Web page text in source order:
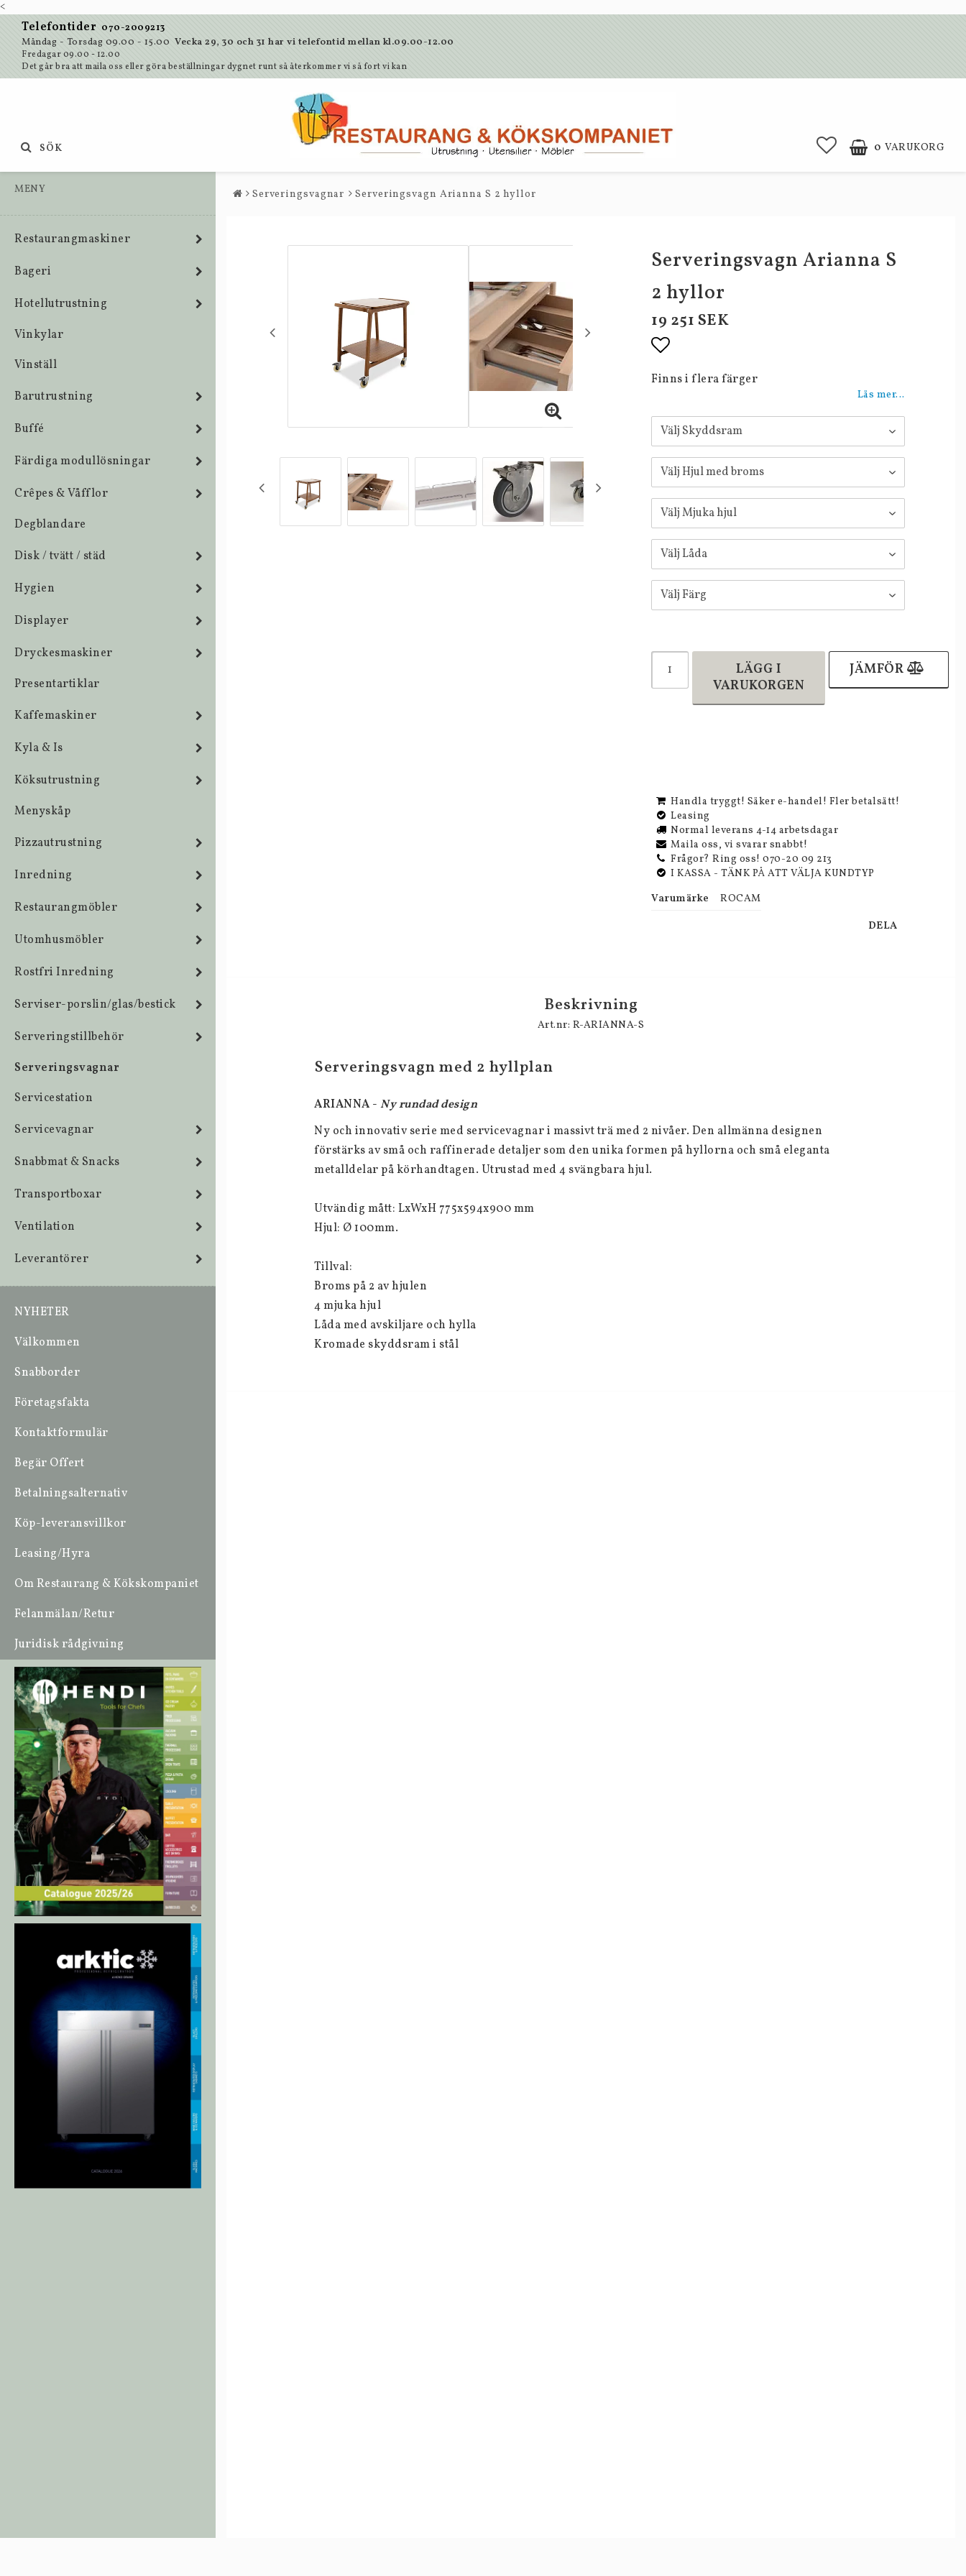
<
Telefontider 070-2009213
Måndag - Torsdag 09.00 - 15.00 Vecka 29, 30 och 31 har vi telefontid mellan kl.09.00-12.00
Fredagar 09.00 - 12.00
Det går bra att maila oss eller göra beställningar dygnet runt så återkommer vi så fort vi kan
0 VARUKORG
SÖK
MENY
Restaurangmaskiner
Bageri
Hotellutrustning
Vinkylar
Vinställ
Barutrustning
Buffé
Färdiga modullösningar
Crêpes & Våfflor
Degblandare
Disk / tvätt / städ
Hygien
Displayer
Dryckesmaskiner
Presentartiklar
Kaffemaskiner
Kyla & Is
Köksutrustning
Menyskåp
Pizzautrustning
Inredning
Restaurangmöbler
Utomhusmöbler
Rostfri Inredning
Serviser-porslin/glas/bestick
Serveringstillbehör
Serveringsvagnar
Servicestation
Servicevagnar
Snabbmat & Snacks
Transportboxar
Ventilation
Leverantörer
NYHETER
Välkommen
Snabborder
Företagsfakta
Kontaktformulär
Begär Offert
Betalningsalternativ
Köp-leveransvillkor
Leasing/Hyra
Om Restaurang & Kökskompaniet
Felanmälan/Retur
Juridisk rådgivning
Serveringsvagnar Serveringsvagn Arianna S 2 hyllor
Serveringsvagn Arianna S
2 hyllor
19 251 SEK
Lägg till i favoritlistan
Finns i flera färger
Läs mer...
LÄGG I
VARUKORGEN
JÄMFÖR
Handla tryggt! Säker e-handel! Fler betalsätt!
Leasing
Normal leverans 4-14 arbetsdagar
Maila oss, vi svarar snabbt!
Frågor? Ring oss! 070-20 09 213
I KASSA - TÄNK PÅ ATT VÄLJA KUNDTYP
Varumärke
ROCAM
DELA
Beskrivning
Art.nr: R-ARIANNA-S
Serveringsvagn med 2 hyllplan
ARIANNA - Ny rundad design
Ny och innovativ serie med servicevagnar i massivt trä med 2 nivåer. Den allmänna designen
förstärks av små och raffinerade detaljer som den unika formen på hyllorna och små eleganta
metalldelar på körhandtagen. Utrustad med 4 svängbara hjul.
Utvändig mått: LxWxH 775x594x900 mm
Hjul: Ø 100mm.
Tillval:
Broms på 2 av hjulen
4 mjuka hjul
Låda med avskiljare och hylla
Kromade skyddsram i stål